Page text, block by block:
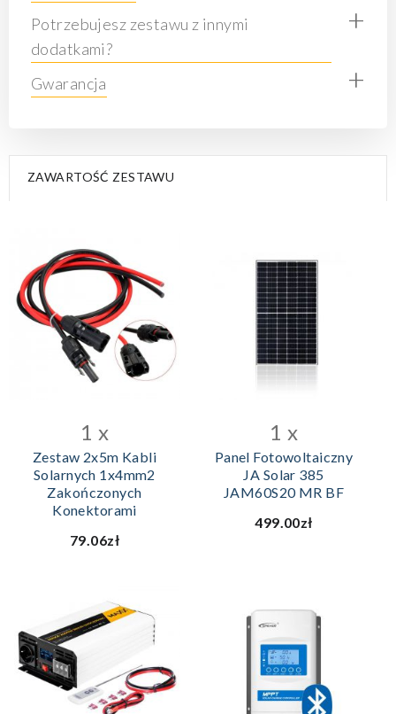
Potrzebujesz zestawu z innymi
dodatkami?
+
Gwarancja +
ZAWARTOŚĆ ZESTAWU
1 x
Zestaw 2x5m Kabli
Solarnych 1x4mm2
Zakończonych
Konektorami
79.06zł
1 x
Panel Fotowoltaiczny
JA Solar 385
JAM60S20 MR BF
499.00zł